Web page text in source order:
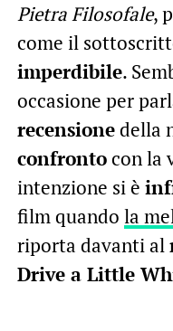
Pietra Filosofale,
come il
imperdibile.
occasione per
recensionedella
confrontocon la
intenzione si è
film quando la
riporta davanti al
Drive a Little